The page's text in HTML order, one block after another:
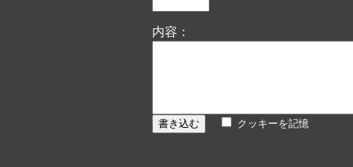
内容：
クッキーを記憶